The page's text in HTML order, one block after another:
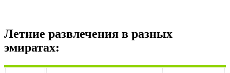
Летние развлечения в разных
эмиратах: